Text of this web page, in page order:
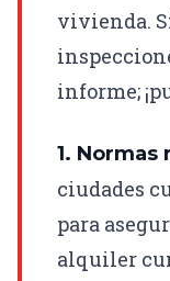
vivienda.
informe;
1. Normas
ciudades
para
alquiler